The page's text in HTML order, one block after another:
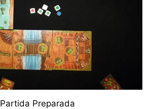
Partida Preparada